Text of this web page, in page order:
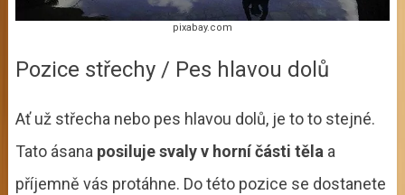
pixabay.com
Pozice střechy / Pes hlavou dolů
Ať už střecha nebo pes hlavou dolů, je to to stejné.
Tato ásana posiluje svaly v horní části tělaa
příjemně vás protáhne. Do této pozice se dostanete